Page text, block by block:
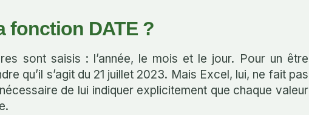
fonction DATE ?
sont saisis : l’année, le mois et le jour. Pour un être
qu’il s’agit du 21 juillet 2023. Mais Excel, lui, ne fait pas
de lui indiquer explicitement que chaque valeur